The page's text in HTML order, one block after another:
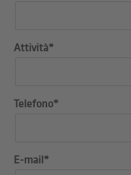
Attività*
Telefono*
E-mail*